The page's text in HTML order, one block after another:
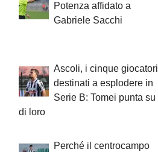
Potenza affidato a
Gabriele Sacchi
Ascoli, i cinque giocatori
destinati a esplodere in
Serie B: Tomei punta su
di loro
Perché il centrocampo